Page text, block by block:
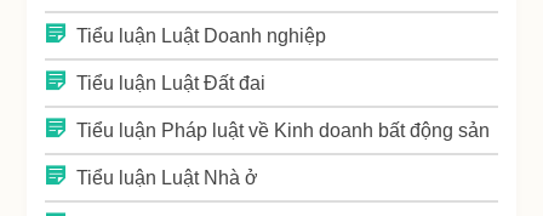
Tiểu luận Luật Doanh nghiệp
Tiểu luận Luật Đất đai
Tiểu luận Pháp luật về Kinh doanh bất động sản
Tiểu luận Luật Nhà ở